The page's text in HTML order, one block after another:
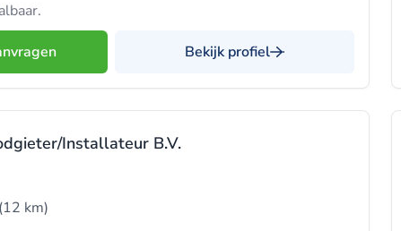
Bekijk profiel
Installateur B.V.
(12 km)